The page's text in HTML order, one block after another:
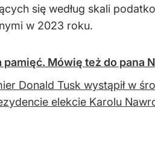
się według skali
w 2023 roku.
Mówię też do pana
Donald Tusk wystąpił w
elekcie Karolu